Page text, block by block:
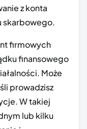
z konta
skarbowego.
firmowych
finansowego
Może
prowadzisz
W takiej
lub kilku